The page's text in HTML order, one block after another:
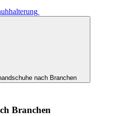
nach Branchen
Branchen